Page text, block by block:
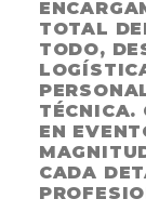
TOTAL
TODO,
TÉCNICA.
EN
CADA